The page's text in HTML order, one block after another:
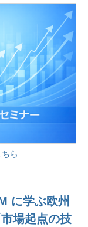
ら
に学ぶ欧州
場起点の技